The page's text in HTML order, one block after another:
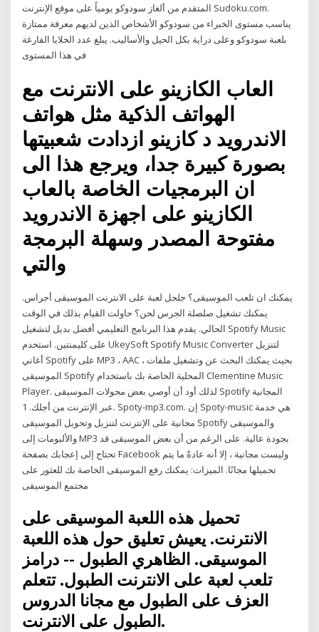
المتقدم من ألغاز سودوكو يومياً على موقع الإنترنت Sudoku.com.
يناسب مستوى الخبراء من سودوكو الأشخاص الذين لديهم معرفة ممتازة
بلعبة سودوكو وعلى دراية بكل الحيل والأساليب. يبلغ عدد الخلايا الفارغة
في هذا المستوى
العاب الكازينو على الانترنت مع
الهواتف الذكية مثل هواتف
الاندرويد د كازينو ازدادت شعبيتها
بصورة كبيرة جدا، ويرجع هذا الى
ان البرمجيات الخاصة بالعاب
الكازينو على اجهزة الاندرويد
مفتوحة المصدر وسهلة البرمجة
والتي
يمكنك ان تلعب الموسيقى؟ جلجل لعبة على الانترنت الموسيقى أجراس.
يمكنك تشغيل صلصلة الجرس لحن؟ حاولت القيام بذلك في الوقت
الحالي. يقدم هذا البرنامج التعليمي أفضل بديل لتشغيل Spotify Music
على كليمنتين. استخدم UkeySoft Spotify Music Converter لتنزيل
أغاني Spotify على MP3 ، AAC ، بحيث يمكنك البحث عن وتشغيل ملفات
الموسيقى Spotify المحلية الخاصة بك باستخدام Clementine Music
Player. لذلك أود أن أوصي بعض محولات الموسيقى Spotify المجانية
عبر الإنترنت من أجلك. 1. Spoty-mp3.com. إن Spoty-music هي خدمة
مجانية على الإنترنت لتنزيل وتحويل الموسيقى Spotify والموسيقى
والألبومات إلى MP3 بجودة عالية. على الرغم من أن بعض الموسيقى قد
تحتاج إلى إعجابك بصفحة Facebook وليست مجانية ، إلا أنه عادةً ما يتم
تحميلها مجانًا. الميزات: يمكنك رفع الموسيقى الخاصة بك للعثور على
مجتمع الموسيقى
تحميل هذه اللعبة الموسيقى على
الانترنت. يعيش تعليق حول هذه اللعبة
الموسيقى. الظاهري الطبول -- درامز
تلعب لعبة على الانترنت الطبول. تتعلم
العزف على الطبول مع مجانا الدروس
الطبول على الانترنت.